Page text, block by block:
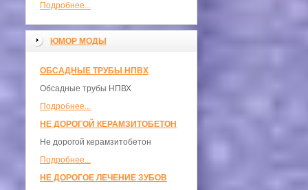
Подробнее...
ЮМОР МОДЫ
ОБСАДНЫЕ ТРУБЫ НПВХ
Обсадные трубы НПВХ
Подробнее...
НЕ ДОРОГОЙ КЕРАМЗИТОБЕТОН
Не дорогой керамзитобетон
Подробнее...
НЕ ДОРОГОЕ ЛЕЧЕНИЕ ЗУБОВ